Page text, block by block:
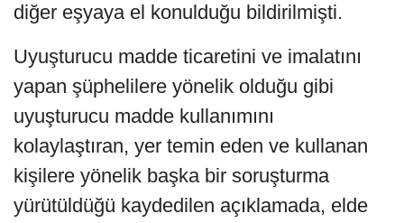
diğer eşyaya el konulduğu bildirilmişti.
Uyuşturucu madde ticaretini ve imalatını
yapan şüphelilere yönelik olduğu gibi
uyuşturucu madde kullanımını
kolaylaştıran, yer temin eden ve kullanan
kişilere yönelik başka bir soruşturma
yürütüldüğü kaydedilen açıklamada, elde